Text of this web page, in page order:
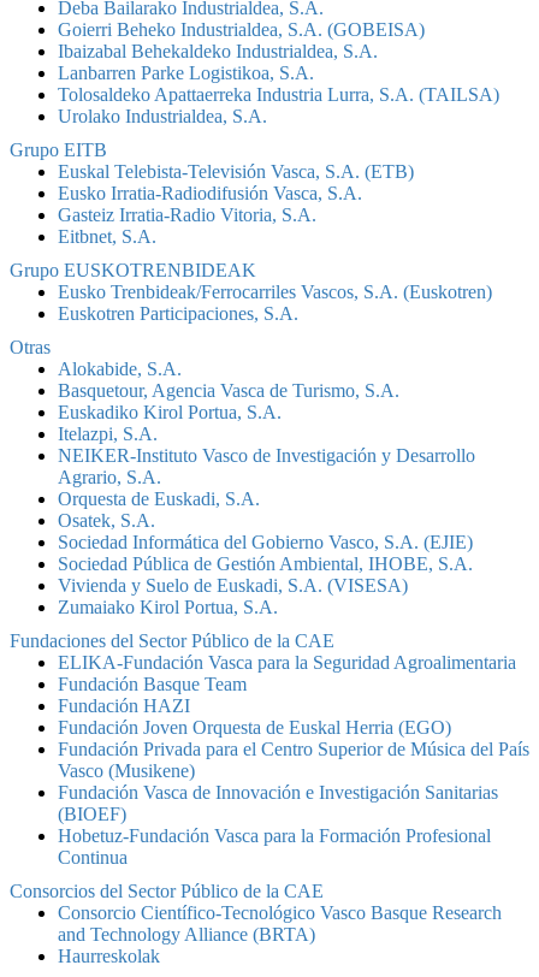
Deba Bailarako Industrialdea, S.A.
Goierri Beheko Industrialdea, S.A. (GOBEISA)
Ibaizabal Behekaldeko Industrialdea, S.A.
Lanbarren Parke Logistikoa, S.A.
Tolosaldeko Apattaerreka Industria Lurra, S.A. (TAILSA)
Urolako Industrialdea, S.A.
Grupo EITB
Euskal Telebista-Televisión Vasca, S.A. (ETB)
Eusko Irratia-Radiodifusión Vasca, S.A.
Gasteiz Irratia-Radio Vitoria, S.A.
Eitbnet, S.A.
Grupo EUSKOTRENBIDEAK
Eusko Trenbideak/Ferrocarriles Vascos, S.A. (Euskotren)
Euskotren Participaciones, S.A.
Otras
Alokabide, S.A.
Basquetour, Agencia Vasca de Turismo, S.A.
Euskadiko Kirol Portua, S.A.
Itelazpi, S.A.
NEIKER-Instituto Vasco de Investigación y Desarrollo
Agrario, S.A.
Orquesta de Euskadi, S.A.
Osatek, S.A.
Sociedad Informática del Gobierno Vasco, S.A. (EJIE)
Sociedad Pública de Gestión Ambiental, IHOBE, S.A.
Vivienda y Suelo de Euskadi, S.A. (VISESA)
Zumaiako Kirol Portua, S.A.
Fundaciones del Sector Público de la CAE
ELIKA-Fundación Vasca para la Seguridad Agroalimentaria
Fundación Basque Team
Fundación HAZI
Fundación Joven Orquesta de Euskal Herria (EGO)
Fundación Privada para el Centro Superior de Música del País
Vasco (Musikene)
Fundación Vasca de Innovación e Investigación Sanitarias
(BIOEF)
Hobetuz-Fundación Vasca para la Formación Profesional
Continua
Consorcios del Sector Público de la CAE
Consorcio Científico-Tecnológico Vasco Basque Research
and Technology Alliance (BRTA)
Haurreskolak